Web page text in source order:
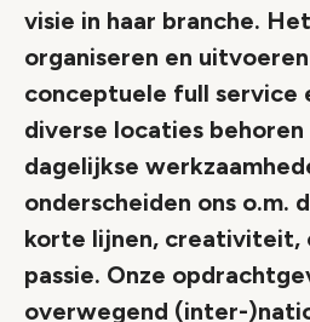
visie in haar branche.
organiseren en
conceptuele full service
diverse locaties
dagelijkse
onderscheiden ons o.m.
korte lijnen, creativiteit,
passie. Onze
overwegend (inter-